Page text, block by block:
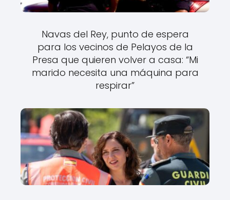
Navas del Rey, punto de espera
para los vecinos de Pelayos de la
Presa que quieren volver a casa: “Mi
marido necesita una máquina para
respirar”